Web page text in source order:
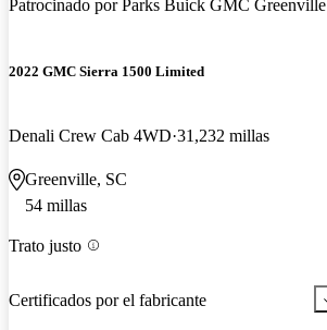
Patrocinado porParks Buick GMC Greenville
2022 GMC Sierra 1500 Limited
Denali Crew Cab 4WD 31,232 millas
Greenville, SC
54 millas
Trato justo
Certificados por el fabricante